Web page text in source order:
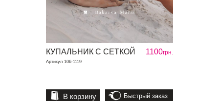
1100грн.
КУПАЛЬНИК С СЕТКОЙ
Артикул 106-1119
В корзину Быстрый заказ